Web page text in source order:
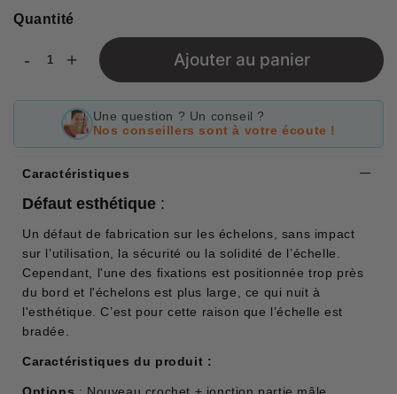
Quantité
- + Ajouter au panier
Une question ? Un conseil ?
Nos conseillers sont à votre écoute !
Caractéristiques
Défaut esthétique :
Un défaut de fabrication sur les échelons, sans impact
sur l’utilisation, la sécurité ou la solidité de l’échelle.
Cependant, l'une des fixations est positionnée trop près
du bord et l'échelons est plus large, ce qui nuit à
l'esthétique. C’est pour cette raison que l’échelle est
bradée.
Caractéristiques du produit :
Options : Nouveau crochet + jonction partie mâle